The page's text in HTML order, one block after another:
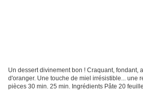
Un dessert divinement bon ! Craquant, fondant,
d'oranger. Une touche de miel irrésistible... une
pièces 30 min. 25 min. Ingrédients Pâte 20